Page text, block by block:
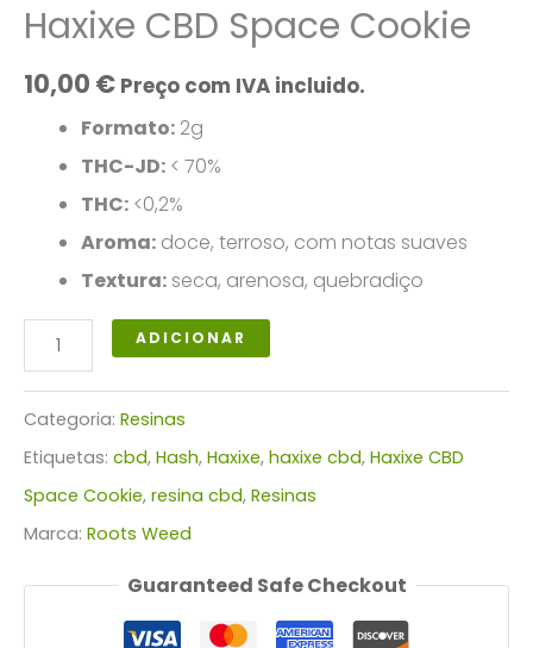
Haxixe CBD Space Cookie
10,00 € Preço com IVA incluido.
Formato: 2g
THC-JD: < 70%
THC: <0,2%
Aroma: doce, terroso, com notas suaves
Textura: seca, arenosa, quebradiço
Quantidade
de
Haxixe
CBD
Space
Cookie
ADICIONAR
Categoria: Resinas
Etiquetas: cbd, Hash, Haxixe, haxixe cbd, Haxixe CBD
Space Cookie, resina cbd, Resinas
Marca: Roots Weed
Guaranteed Safe Checkout